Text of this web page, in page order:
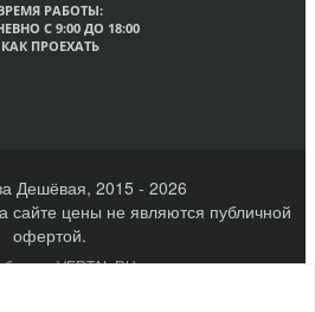
РАБОТЫ:
С 9:00 ДО 18:00
КАК ПРОЕХАТЬ
Дешёвая, 2015 - 2026
сайте цены не являются публичной
офертой.
VERTAL.RU
Великий Новгород